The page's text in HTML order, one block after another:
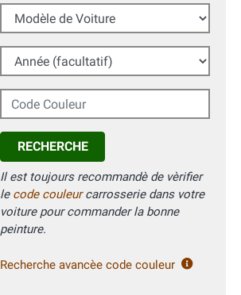
Modèle de Voiture
Année (facultatif)
Code Couleur
RECHERCHE
Il est toujours recommandè de vèrifier
le code couleurcarrosserie dans votre
voiture pour commander la bonne
peinture.
Recherche avancèe code couleur